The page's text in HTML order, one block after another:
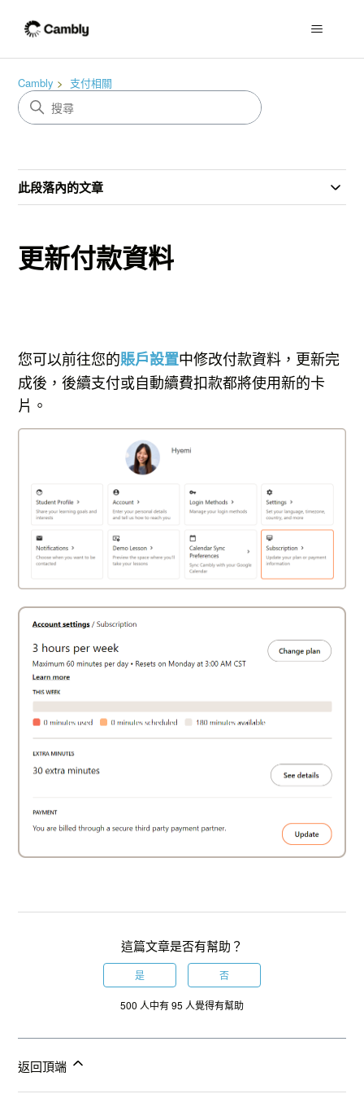
Cambly 支付相關
此段落內的文章
更新付款資料
您可以前往您的賬戶設置中修改付款資料，更新完
成後，後續支付或自動續費扣款都將使用新的卡
片。
這篇文章是否有幫助？
是 否
500 人中有 95 人覺得有幫助
返回頂端